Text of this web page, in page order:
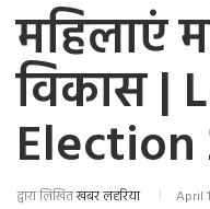
महिलाएं
विकास |
Election
द्वारा लिखितखबर लहरिया April